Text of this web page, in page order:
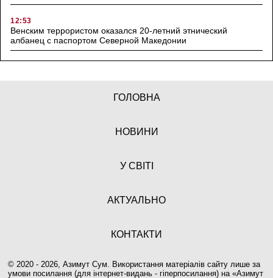
12:53
Венским террористом оказался 20-летний этнический
албанец с паспортом Северной Македонии
ГОЛОВНА
НОВИНИ
У СВІТІ
АКТУАЛЬНО
КОНТАКТИ
© 2020 - 2026, Азимут Сум. Використання матеріалів сайту лише за
умови посилання (для інтернет-видань - гіперпосилання) на «Азимут